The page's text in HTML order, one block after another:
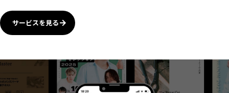
サービスを見る